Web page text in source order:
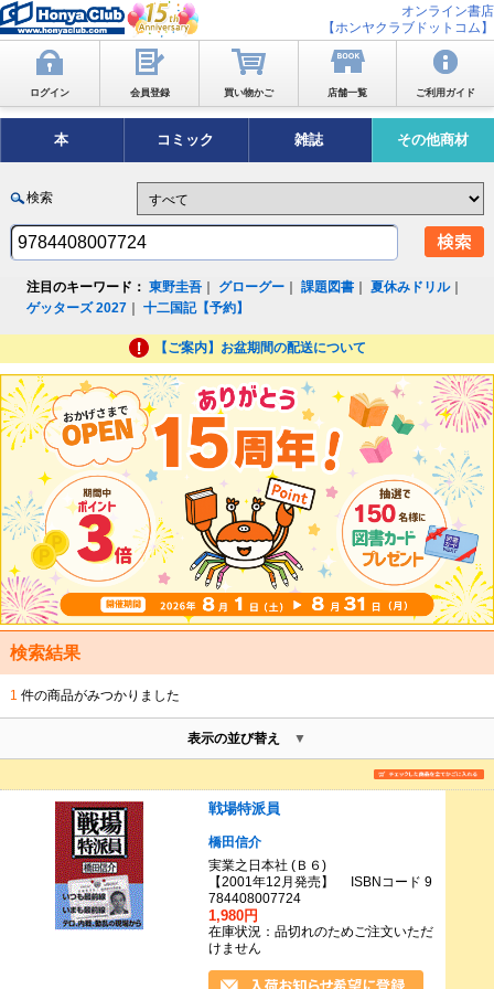
オンライン書店
【ホンヤクラブドットコム】
ログイン 会員登録 買い物かご 店舗一覧 ご利用ガイド
本 コミック 雑誌 その他商材
検索
注目のキーワード： 東野圭吾 グローグー ｜課題図書 ｜夏休みドリル｜
ゲッターズ 2027 ｜十二国記【予約】
【ご案内】お盆期間の配送について
検索結果
1 件の商品がみつかりました
表示の並び替え
戦場特派員
橋田信介
実業之日本社 (Ｂ６)
【2001年12月発売】 ISBNコード 9
784408007724
1,980円
在庫状況：品切れのためご注文いただ
けません